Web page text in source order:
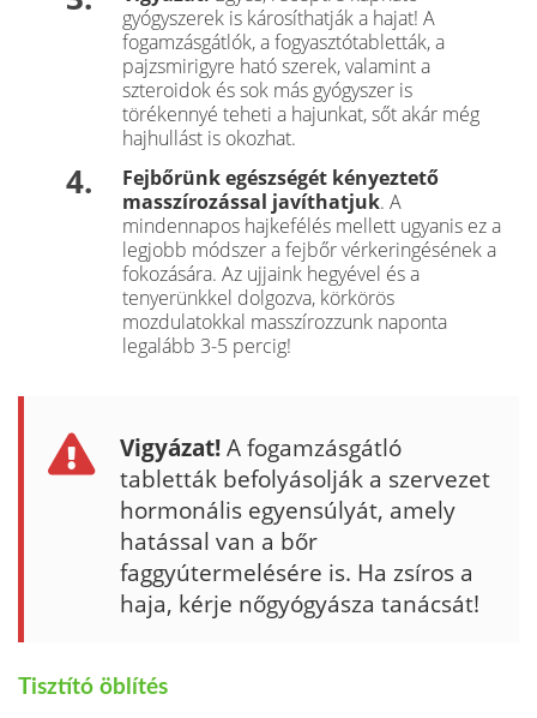
gyógyszerek is károsíthatják a hajat! A
fogamzásgátlók, a fogyasztótabletták, a
pajzsmirigyre ható szerek, valamint a
szteroidok és sok más gyógyszer is
törékennyé teheti a hajunkat, sőt akár még
hajhullást is okozhat.
Fejbőrünk egészségét kényeztető
masszírozással javíthatjuk. A
mindennapos hajkefélés mellett ugyanis ez a
legjobb módszer a fejbőr vérkeringésének a
fokozására. Az ujjaink hegyével és a
tenyerünkkel dolgozva, körkörös
mozdulatokkal masszírozzunk naponta
legalább 3-5 percig!
Vigyázat!A fogamzásgátló
tabletták befolyásolják a szervezet
hormonális egyensúlyát, amely
hatással van a bőr
faggyútermelésére is. Ha zsíros a
haja, kérje nőgyógyásza tanácsát!
Tisztító öblítés